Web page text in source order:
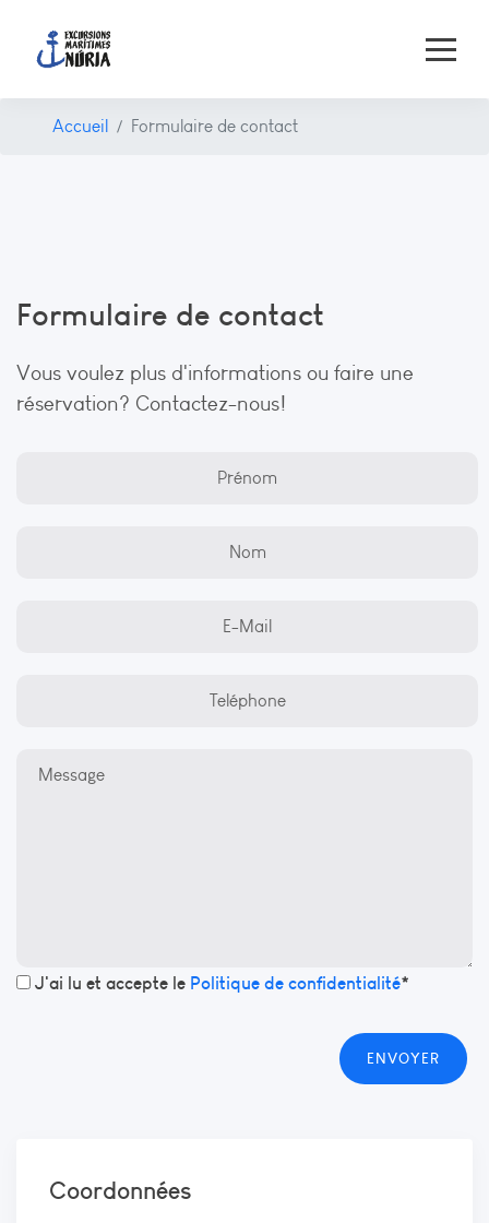
Accueil Formulaire de contact
Formulaire de contact
Vous voulez plus d'informations ou faire une
réservation? Contactez-nous!
J'ai lu et accepte le Politique de confidentialité*
Coordonnées